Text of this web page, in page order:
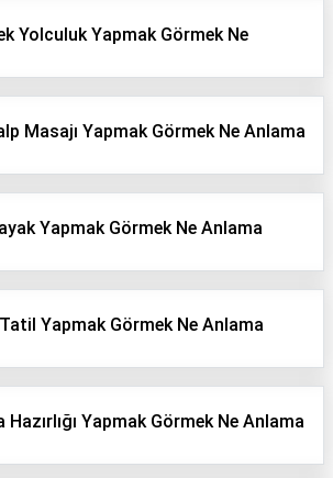
Yolculuk Yapmak Görmek Ne
Masajı Yapmak Görmek Ne Anlama
Yapmak Görmek Ne Anlama
Yapmak Görmek Ne Anlama
Hazırlığı Yapmak Görmek Ne Anlama